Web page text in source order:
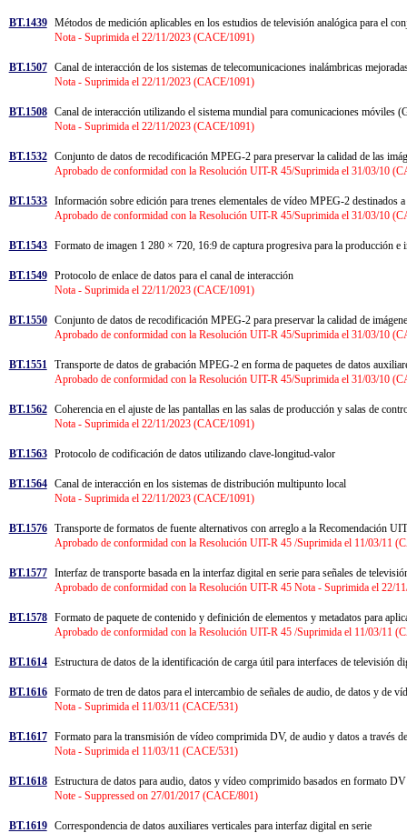
BT.1439 Métodos de medición aplicables en los estudios de televisión analógica para el
Nota - Suprimida el 22/11/2023 (CACE/1091)
BT.1507 Canal de interacción de los sistemas de telecomunicaciones inalámbricas
Nota - Suprimida el 22/11/2023 (CACE/1091)
BT.1508 Canal de interacción utilizando el sistema mundial para comunicaciones móviles
Nota - Suprimida el 22/11/2023 (CACE/1091)
BT.1532 Conjunto de datos de recodificación MPEG-2 para preservar la calidad de las
Aprobado de conformidad con la Resolución UIT-R 45/Suprimida el 31/03/10
BT.1533 Información sobre edición para trenes elementales de vídeo MPEG-2 destinados
Aprobado de conformidad con la Resolución UIT-R 45/Suprimida el 31/03/10
BT.1543 Formato de imagen 1 280 × 720, 16:9 de captura progresiva para la producción
BT.1549 Protocolo de enlace de datos para el canal de interacción
Nota - Suprimida el 22/11/2023 (CACE/1091)
BT.1550 Conjunto de datos de recodificación MPEG-2 para preservar la calidad de
Aprobado de conformidad con la Resolución UIT-R 45/Suprimida el 31/03/10
BT.1551
Transporte de datos de grabación MPEG-2 en forma de paquetes de datos
Aprobado de conformidad con la Resolución UIT-R 45/Suprimida el 31/03/10
BT.1562 Coherencia en el ajuste de las pantallas en las salas de producción y salas de
Nota - Suprimida el 22/11/2023 (CACE/1091)
BT.1563 Protocolo de codificación de datos utilizando clave-longitud-valor
BT.1564 Canal de interacción en los sistemas de distribución multipunto local
Nota - Suprimida el 22/11/2023 (CACE/1091)
BT.1576 Transporte de formatos de fuente alternativos con arreglo a la Recomendación
Aprobado de conformidad con la Resolución UIT-R 45 /Suprimida el 11/03/11
BT.1577 Interfaz de transporte basada en la interfaz digital en serie para señales de
Aprobado de conformidad con la Resolución UIT-R 45 Nota - Suprimida el 22/
BT.1578 Formato de paquete de contenido y definición de elementos y metadatos para
Aprobado de conformidad con la Resolución UIT-R 45 /Suprimida el 11/03/11
BT.1614 Estructura de datos de la identificación de carga útil para interfaces de televisión
BT.1616 Formato de tren de datos para el intercambio de señales de audio, de datos y
Nota - Suprimida el 11/03/11 (CACE/531)
BT.1617 Formato para la transmisión de vídeo comprimida DV, de audio y datos a
Nota - Suprimida el 11/03/11 (CACE/531)
BT.1618 Estructura de datos para audio, datos y vídeo comprimido basados en formato
Note - Suppressed on 27/01/2017 (CACE/801)
BT.1619 Correspondencia de datos auxiliares verticales para interfaz digital en serie